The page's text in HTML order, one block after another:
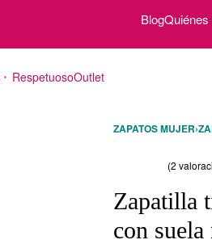
Blog
RespetuosoOutlet
ZAPATOS MUJER›
(2
Zapatilla
con